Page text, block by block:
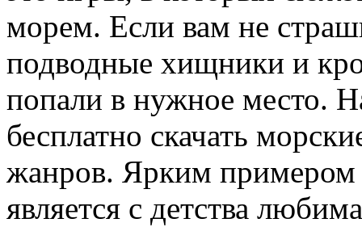
морем. Если вам не
подводные хищники и
попали в нужное место.
бесплатно скачать
жанров. Ярким примером
является с детства